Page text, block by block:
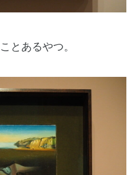
とあるやつ。